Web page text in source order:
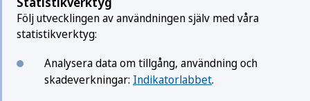
Följ utvecklingen av användningen själv med våra
statistikverktyg:
Analysera data om tillgång, användning och
skadeverkningar: Indikatorlabbet.